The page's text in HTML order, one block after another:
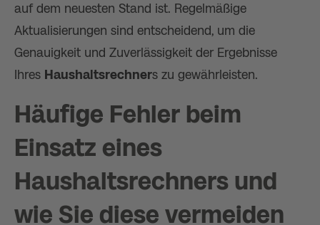
auf dem neuesten Stand ist. Regelmäßige
Aktualisierungen sind entscheidend, um die
Genauigkeit und Zuverlässigkeit der Ergebnisse
Ihres Haushaltsrechners zu gewährleisten.
Häufige Fehler beim
Einsatz eines
Haushaltsrechners und
wie Sie diese vermeiden